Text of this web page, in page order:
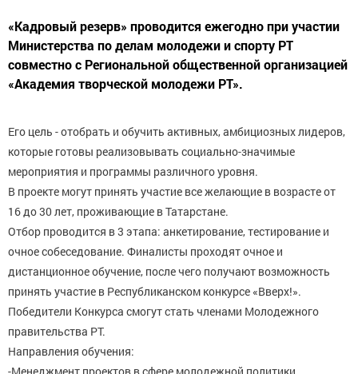
«Кадровый резерв» проводится ежегодно при участии
Министерства по делам молодежи и спорту РТ
совместно с Региональной общественной организацией
«Академия творческой молодежи РТ».
Его цель - отобрать и обучить активных, амбициозных лидеров,
которые готовы реализовывать социально-значимые
мероприятия и программы различного уровня.
В проекте могут принять участие все желающие в возрасте от
16 до 30 лет, проживающие в Татарстане.
Отбор проводится в 3 этапа: анкетирование, тестирование и
очное собеседование. Финалисты проходят очное и
дистанционное обучение, после чего получают возможность
принять участие в Республиканском конкурсе «Вверх!».
Победители Конкурса смогут стать членами Молодежного
правительства РТ.
Направления обучения: